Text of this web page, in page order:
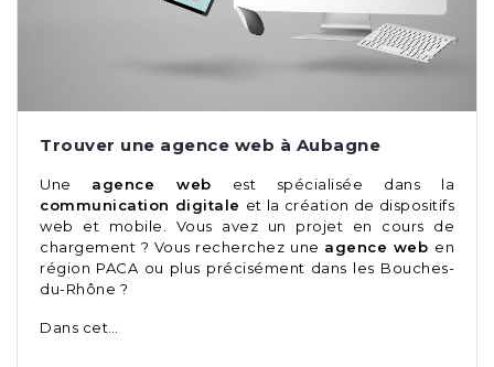
Trouver une agence web à Aubagne
Une agence web est spécialisée dans la
communication digitale et la création de dispositifs
web et mobile. Vous avez un projet en cours de
chargement ? Vous recherchez une agence web en
région PACA ou plus précisément dans les Bouches-
du-Rhône ?
Dans cet…